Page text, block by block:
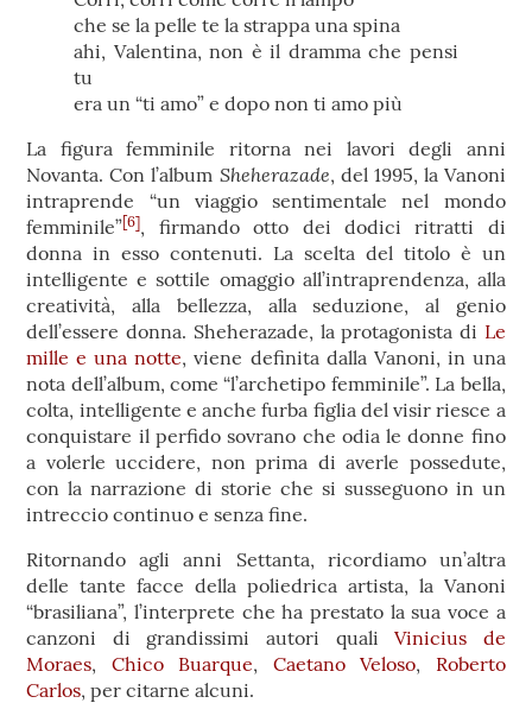
che se la pelle te la strappa una spina
ahi, Valentina, non è il dramma che pensi
tu
era un “ti amo” e dopo non ti amo più
La figura femminile ritorna nei lavori degli anni
Novanta. Con l’album Sheherazade, del 1995, la Vanoni
intraprende “un viaggio sentimentale nel mondo
femminile”[6], firmando otto dei dodici ritratti di
donna in esso contenuti. La scelta del titolo è un
intelligente e sottile omaggio all’intraprendenza, alla
creatività, alla bellezza, alla seduzione, al genio
dell’essere donna. Sheherazade, la protagonista di Le
mille e una notte, viene definita dalla Vanoni, in una
nota dell’album, come “l’archetipo femminile”. La bella,
colta, intelligente e anche furba figlia del visir riesce a
conquistare il perfido sovrano che odia le donne fino
a volerle uccidere, non prima di averle possedute,
con la narrazione di storie che si susseguono in un
intreccio continuo e senza fine.
Ritornando agli anni Settanta, ricordiamo un’altra
delle tante facce della poliedrica artista, la Vanoni
“brasiliana”, l’interprete che ha prestato la sua voce a
canzoni di grandissimi autori qualiVinicius de
Moraes, Chico Buarque, Caetano Veloso, Roberto
Carlos, per citarne alcuni.